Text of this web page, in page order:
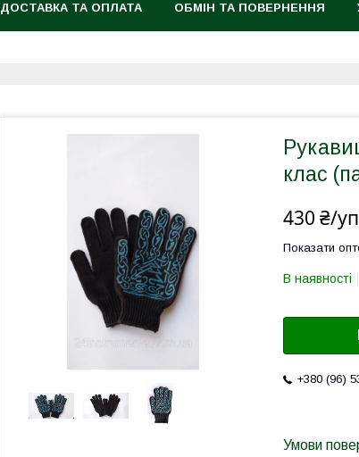
ДОСТАВКА ТА ОПЛАТА ОБМІН ТА ПОВЕРНЕННЯ
клас
430 ₴/
Показати
В наявності
+380 (96)